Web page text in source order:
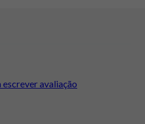
avaliação